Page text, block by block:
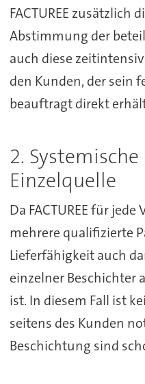
FACTUREE zusätzlich
Abstimmung der
auch diese
den Kunden, der sein
beauftragt direkt
2.
Einzelquelle
Da FACTUREE für
mehrere qualifizierte
Lieferfähigkeit auch
einzelner Beschichter
ist. In diesem Fall ist
seitens des Kunden
Beschichtung sind